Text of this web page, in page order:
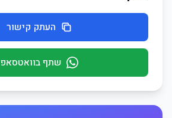
העתק קישור
שתף בוואטסאפ